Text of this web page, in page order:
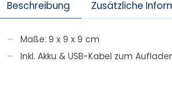
Beschreibung Zusätzliche
Maße: 9 x 9 x 9 cm
Inkl. Akku & USB-Kabel zum